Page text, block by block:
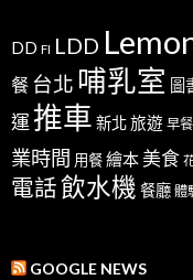
DD FI LDD
餐 台北 哺乳室 圖
運 推車 新北旅遊 早餐
業時間 用餐繪本 美食
電話飲水機 餐廳 體
GOOGLE NEWS